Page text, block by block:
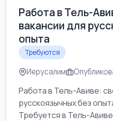
Работа в Тель-
вакансии для
опыта
Требуются
Иерусалим
Работа в Тель-Авиве:
русскоязычных без
Требуется в Тель-